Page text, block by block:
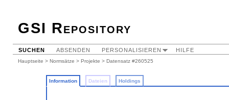
GSI Repository
SUCHEN ABSENDEN PERSONALISIEREN HILFE
Hauptseite > Normsätze > Projekte > Datensatz #260525
Information Dateien Holdings